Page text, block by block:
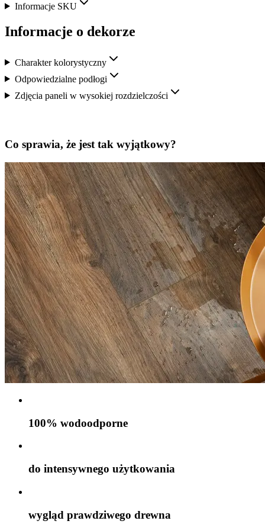
Informacje SKU
Informacje o dekorze
Charakter kolorystyczny
Odpowiedzialne podłogi
Zdjęcia paneli w wysokiej rozdzielczości
Co sprawia, że jest tak wyjątkowy?
100% wodoodporne
do intensywnego użytkowania
wygląd prawdziwego drewna